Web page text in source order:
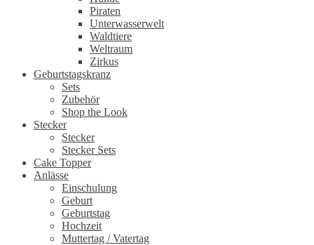
Piraten
Unterwasserwelt
Waldtiere
Weltraum
Zirkus
Geburtstagskranz
Sets
Zubehör
Shop the Look
Stecker
Stecker
Stecker Sets
Cake Topper
Anlässe
Einschulung
Geburt
Geburtstag
Hochzeit
Muttertag / Vatertag